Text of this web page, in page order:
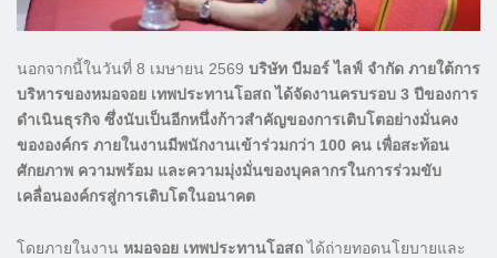
นอกจากนี้ในวันที่ 8 เมษายน 2569 บริษัท บีมอร์ ไลฟ์ จำกัด ภายใต้การ
บริหารของหมอจอย เทพประทานโอสถ ได้จัดงานครบรอบ 3 ปีของการ
ดำเนินธุรกิจ ซึ่งนับเป็นอีกหนึ่งก้าวสำคัญของการเติบโตอย่างมั่นคง
ขององค์กร ภายในงานมีพนักงานเข้าร่วมกว่า 100 คน เพื่อสะท้อน
ศักยภาพ ความพร้อม และความมุ่งมั่นของบุคลากรในการร่วมขับ
เคลื่อนองค์กรสู่การเติบโตในอนาคต
โดยภายในงาน หมอจอย เทพประทานโอสถได้ถ่ายทอดนโยบายและ